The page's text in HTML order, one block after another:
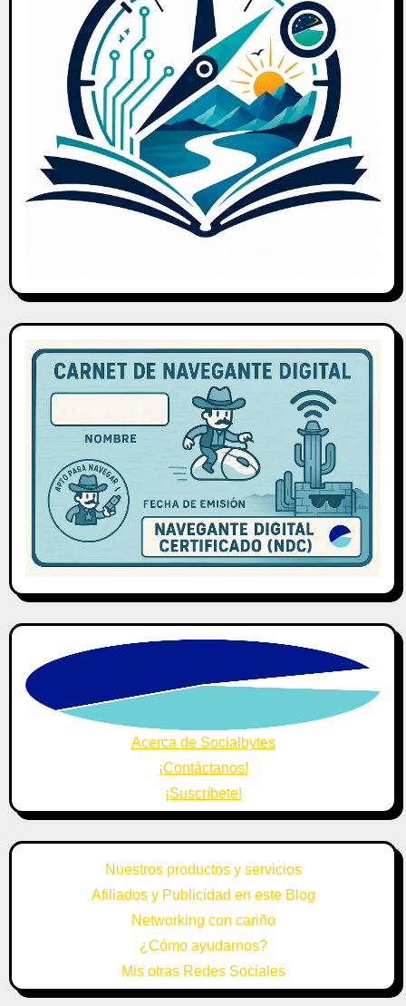
Acerca de Socialbytes
¡Contáctanos!
¡Suscríbete!
Nuestros productos y servicios
Afiliados y Publicidad en este Blog
Networking con cariño
¿Cómo ayudarnos?
Mis otras Redes Sociales